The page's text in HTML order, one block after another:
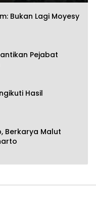
Bukan Lagi Moyesy
Pejabat
Hasil
Berkarya Malut